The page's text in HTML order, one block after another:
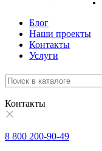
Блог
Наши проекты
Контакты
Услуги
Контакты
8 800 200-90-49